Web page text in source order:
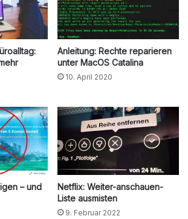
Anleitung: Rechte reparieren
unter MacOS Catalina
10. April 2020
– und
Netflix: Weiter-anschauen-
Liste ausmisten
9. Februar 2022